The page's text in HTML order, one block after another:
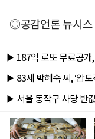
◎공감언론 뉴시스